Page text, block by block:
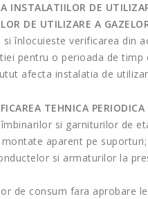
INSTALATIILOR DE
DE UTILIZARE A
înlocuieste verificarea din
pentru o perioada de timp
afecta instalatia de
TEHNICA PERIODICA
si garniturilor de
aparent pe suporturi;
si armaturilor la
de consum fara aprobare